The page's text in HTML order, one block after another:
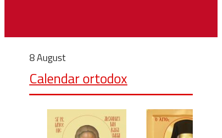
8 August
Calendar ortodox